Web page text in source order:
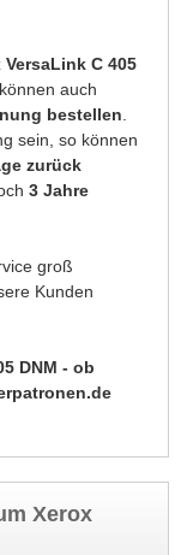
VersaLink C 405
auch
bestellen
sein, so können
zurück
3 Jahre
groß
Kunden
DNM - ob
Xerox